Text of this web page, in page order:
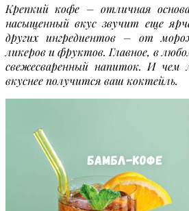
Крепкий кофе – отличная
насыщенный вкус звучит еще
других ингредиентов – от
ликеров и фруктов. Главное, в
свежесваренный напиток. И
вкуснее получится ваш коктейль.